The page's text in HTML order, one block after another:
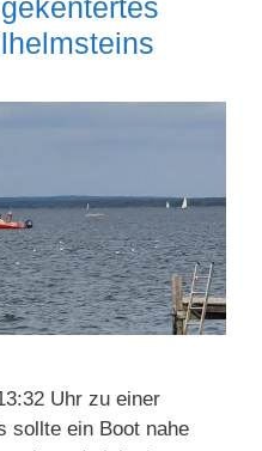
Uhr zu einer
sollte ein Boot nahe